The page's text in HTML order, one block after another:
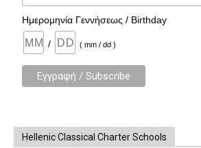
Ημερομηνία Γεννήσεως / Birthday
/ ( mm / dd )
Hellenic Classical Charter Schools